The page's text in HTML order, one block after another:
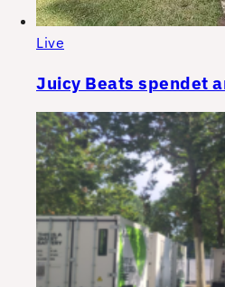
Live
Juicy Beats spendet